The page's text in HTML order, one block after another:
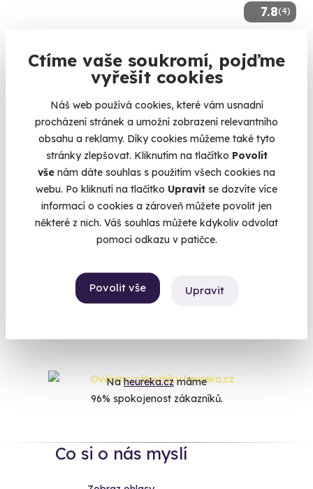
Ctíme vaše soukromí, pojďme
vyřešit cookies
Náš web používá cookies, které vám usnadní
procházení stránek a umožní zobrazení relevantního
obsahu a reklamy. Díky cookies můžeme také tyto
stránky zlepšovat. Kliknutím na tlačítko Povolit
vše nám dáte souhlas s použitím všech cookies na
webu. Po kliknutí na tlačítko Upravit se dozvíte více
informací o cookies a zároveň můžete povolit jen
některé z nich. Váš souhlas můžete kdykoliv odvolat
pomocí odkazu v patičce.
Povolit vše Upravit
7.8(4)
kriminálka
Zhostěte se úlohy detektiva a vyšetřete komplikovaný případ.
Liberec (+ 13 dalších lokalit)
990 Kč
Zobrazit zážitky na mapě
Zážitky do 1500 Kč. Pokud sháníte pěkný dárek do 1500Kč,
jste tu správně. Zážitky jsou dárky na celý život a můžete
adrenalinový bungee jump, futuristický Větrný tunel nebo
Projížďka na segway. Ve všech případech dáte svým blízkým
Naheureka.czmáme
96% spokojenost zákazníků.
Co si o nás myslí